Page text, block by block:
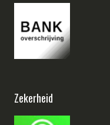
Zekerheid